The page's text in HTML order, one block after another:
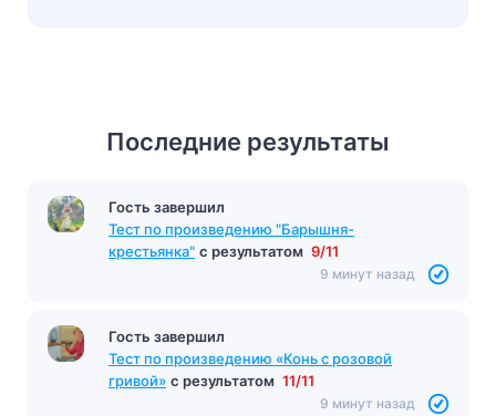
Последние результаты
Гость завершил
Тест по произведению "Барышня-
крестьянка" с результатом 9/11
9 минут назад
Гость завершил
Тест по произведению «Конь с розовой
гривой» с результатом 11/11
9 минут назад